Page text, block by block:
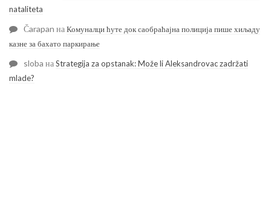
nataliteta
Čarapan наКомуналци ћуте док саобраћајна полиција пише хиљаду
казне за бахато паркирање
sloba наStrategija za opstanak: Može li Aleksandrovac zadržati
mlade?